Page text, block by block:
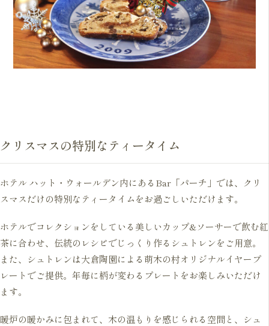
クリスマスの特別なティータイム
ホテル ハット・ウォールデン内にあるBar「パーチ」では、クリ
スマスだけの特別なティータイムをお過ごしいただけます。
ホテルでコレクションをしている美しいカップ&ソーサーで飲む紅
茶に合わせ、伝統のレシピでじっくり作るシュトレンをご用意。
また、シュトレンは大倉陶園による萌木の村オリジナルイヤープ
レートでご提供。年毎に柄が変わるプレートをお楽しみいただけ
ます。
暖炉の暖かみに包まれて、木の温もりを感じられる空間と、シュ